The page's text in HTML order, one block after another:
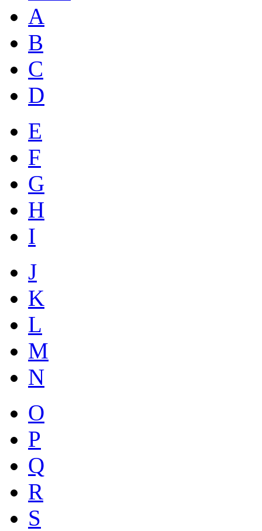
A
B
C
D
E
F
G
H
I
J
K
L
M
N
O
P
Q
R
S